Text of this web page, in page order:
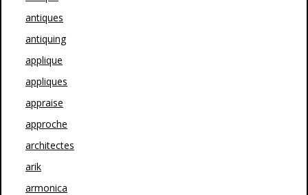
antiques
antiquing
applique
appliques
appraise
approche
architectes
arik
armonica